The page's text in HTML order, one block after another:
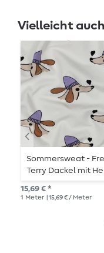
Vielleicht
Sommersweat -
Terry Dackel mit
Ecru
15,69 € *
1 Meter | 15,69 € / Meter